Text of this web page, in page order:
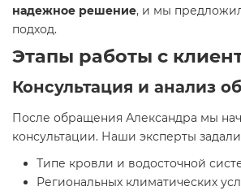
надежное решение, и мы
подход.
Этапы работы с
Консультация и анализ
После обращения Александра мы
консультации. Наши эксперты
Типе кровли и водосточной
Региональных климатических